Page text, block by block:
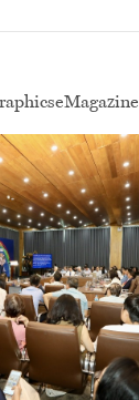
eMagazine